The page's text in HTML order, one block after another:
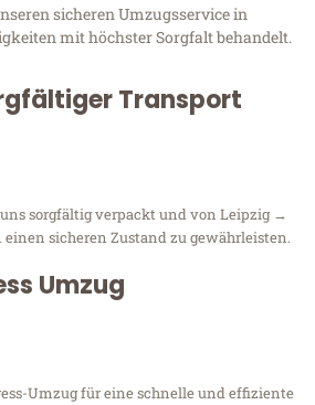
sicheren Umzugsservice in
mit höchster Sorgfalt behandelt.
Transport
sorgfältig verpackt und von Leipzig →
sicheren Zustand zu gewährleisten.
Umzug
Umzug für eine schnelle und effiziente